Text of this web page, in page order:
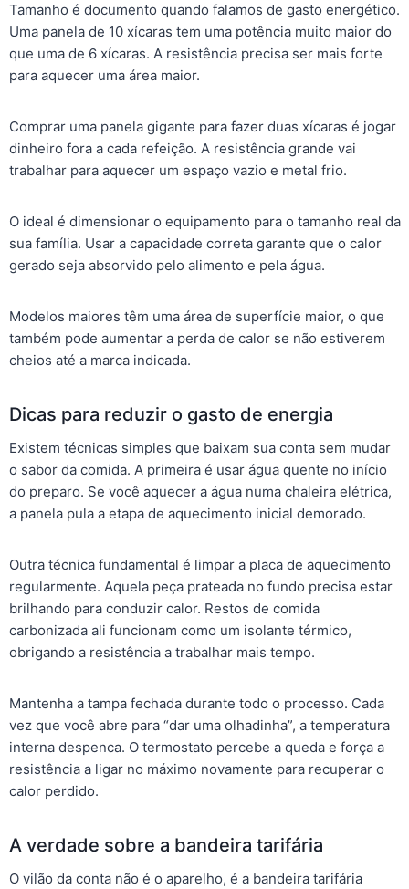
Tamanho é documento quando falamos de gasto energético.
Uma panela de 10 xícaras tem uma potência muito maior do
que uma de 6 xícaras. A resistência precisa ser mais forte
para aquecer uma área maior.
Comprar uma panela gigante para fazer duas xícaras é jogar
dinheiro fora a cada refeição. A resistência grande vai
trabalhar para aquecer um espaço vazio e metal frio.
O ideal é dimensionar o equipamento para o tamanho real da
sua família. Usar a capacidade correta garante que o calor
gerado seja absorvido pelo alimento e pela água.
Modelos maiores têm uma área de superfície maior, o que
também pode aumentar a perda de calor se não estiverem
cheios até a marca indicada.
Dicas para reduzir o gasto de energia
Existem técnicas simples que baixam sua conta sem mudar
o sabor da comida. A primeira é usar água quente no início
do preparo. Se você aquecer a água numa chaleira elétrica,
a panela pula a etapa de aquecimento inicial demorado.
Outra técnica fundamental é limpar a placa de aquecimento
regularmente. Aquela peça prateada no fundo precisa estar
brilhando para conduzir calor. Restos de comida
carbonizada ali funcionam como um isolante térmico,
obrigando a resistência a trabalhar mais tempo.
Mantenha a tampa fechada durante todo o processo. Cada
vez que você abre para “dar uma olhadinha”, a temperatura
interna despenca. O termostato percebe a queda e força a
resistência a ligar no máximo novamente para recuperar o
calor perdido.
A verdade sobre a bandeira tarifária
O vilão da conta não é o aparelho, é a bandeira tarifária